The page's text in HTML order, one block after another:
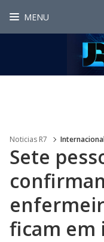
MENU
Noticias R7
Sete
ficam em